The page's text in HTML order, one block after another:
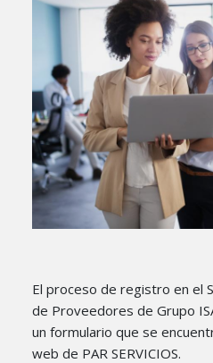
El proceso de registro en el
de Proveedores de Grupo
un formulario que se
web de PAR SERVICIOS.